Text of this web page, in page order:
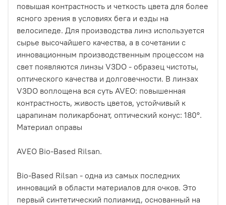
повышая контрастность и четкость цвета для более
ясного зрения в условиях бега и езды на
велосипеде. Для производства линз используется
сырье высочайшего качества, а в сочетании с
инновационным производственным процессом на
свет появляются линзы V3DO - образец чистоты,
оптического качества и долговечности. В линзах
V3DO воплощена вся суть AVEO: повышенная
контрастность, живость цветов, устойчивый к
царапинам поликарбонат, оптический конус: 180°.
Материал оправы
AVEO Bio-Based Rilsan.
Bio-Based Rilsan - одна из самых последних
инноваций в области материалов для очков. Это
первый синтетический полиамид, основанный на